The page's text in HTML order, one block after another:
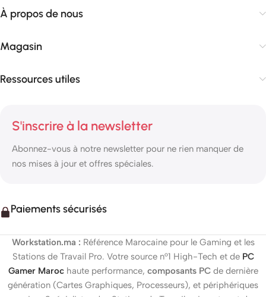
À propos de nous
Magasin
Ressources utiles
S'inscrire à la newsletter
Abonnez-vous à notre newsletter pour ne rien manquer de
nos mises à jour et offres spéciales.
Paiements sécurisés
Workstation.ma : Référence Marocaine pour le Gaming et les
Stations de Travail Pro. Votre source n°1 High-Tech et de PC
Gamer Marochaute performance, composants PCde dernière
génération (Cartes Graphiques, Processeurs), et périphériques